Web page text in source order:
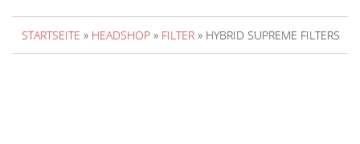
STARTSEITE » HEADSHOP » FILTER » HYBRID SUPREME FILTERS